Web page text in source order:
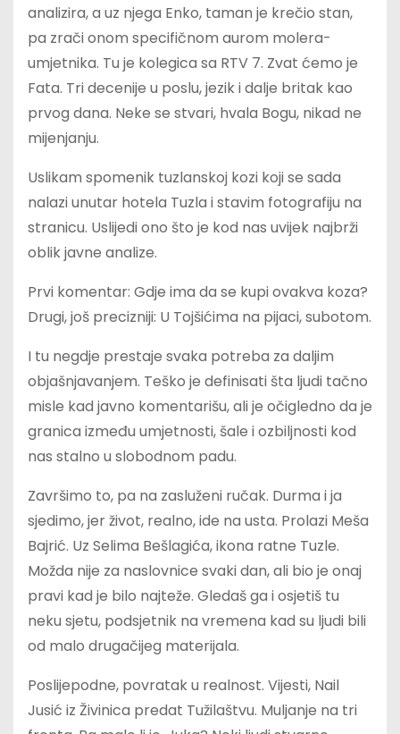
analizira, a uz njega Enko, taman je krečio stan,
pa zrači onom specifičnom aurom molera-
umjetnika. Tu je kolegica sa RTV 7. Zvat ćemo je
Fata. Tri decenije u poslu, jezik i dalje britak kao
prvog dana. Neke se stvari, hvala Bogu, nikad ne
mijenjanju.
Uslikam spomenik tuzlanskoj kozi koji se sada
nalazi unutar hotela Tuzla i stavim fotografiju na
stranicu. Uslijedi ono što je kod nas uvijek najbrži
oblik javne analize.
Prvi komentar: Gdje ima da se kupi ovakva koza?
Drugi, još precizniji: U Tojšićima na pijaci, subotom.
I tu negdje prestaje svaka potreba za daljim
objašnjavanjem. Teško je definisati šta ljudi tačno
misle kad javno komentarišu, ali je očigledno da je
granica između umjetnosti, šale i ozbiljnosti kod
nas stalno u slobodnom padu.
Završimo to, pa na zasluženi ručak. Durma i ja
sjedimo, jer život, realno, ide na usta. Prolazi Meša
Bajrić. Uz Selima Bešlagića, ikona ratne Tuzle.
Možda nije za naslovnice svaki dan, ali bio je onaj
pravi kad je bilo najteže. Gledaš ga i osjetiš tu
neku sjetu, podsjetnik na vremena kad su ljudi bili
od malo drugačijeg materijala.
Poslijepodne, povratak u realnost. Vijesti, Nail
Jusić iz Živinica predat Tužilaštvu. Muljanje na tri